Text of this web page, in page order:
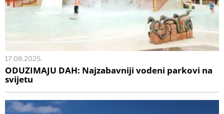
17.08.2025.
ODUZIMAJU DAH: Najzabavniji vodeni parkovi na
svijetu